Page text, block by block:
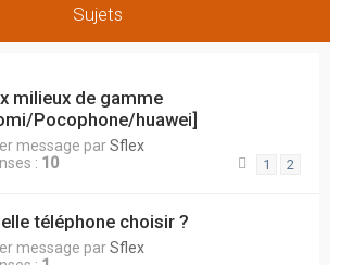
Sujets
milieux de gamme
Pocophone/huawei]
message parSflex
: 10 1 2
téléphone choisir ?
message parSflex